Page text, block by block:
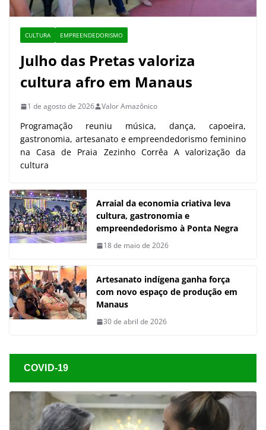
CULTURA EMPREENDEDORISMO
Julho das Pretas valoriza
cultura afro em Manaus
1 de agosto de 2026 Valor Amazônico
Programação reuniu música, dança, capoeira,
gastronomia, artesanato e empreendedorismo feminino
na Casa de Praia Zezinho Corrêa A valorização da
cultura
Arraial da economia criativa leva
cultura, gastronomia e
empreendedorismo à Ponta Negra
18 de maio de 2026
Artesanato indígena ganha força
com novo espaço de produção em
Manaus
30 de abril de 2026
COVID-19